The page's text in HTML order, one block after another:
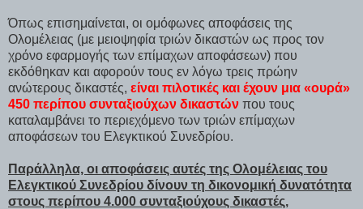
Όπως επισημαίνεται, οι ομόφωνες αποφάσεις της
Ολομέλειας (με μειοψηφία τριών δικαστών ως προς τον
χρόνο εφαρμογής των επίμαχων αποφάσεων) που
εκδόθηκαν και αφορούν τους εν λόγω τρεις πρώην
ανώτερους δικαστές, είναι πιλοτικές και έχουν μια «ουρά»
450 περίπου συνταξιούχων δικαστών που τους
καταλαμβάνει το περιεχόμενο των τριών επίμαχων
αποφάσεων του Ελεγκτικού Συνεδρίου.
Παράλληλα, οι αποφάσεις αυτές της Ολομέλειας του
Ελεγκτικού Συνεδρίου δίνουν τη δικονομική δυνατότητα
στους περίπου 4.000 συνταξιούχους δικαστές,